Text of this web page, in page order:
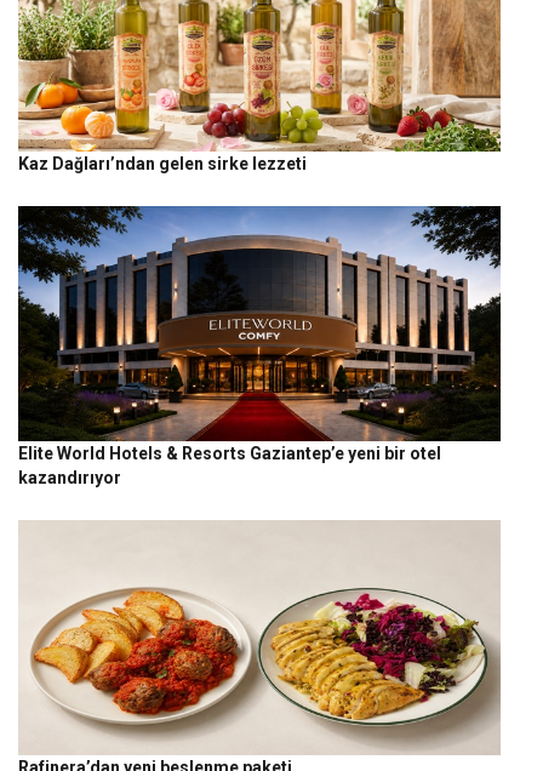
Kaz Dağları’ndan gelen sirke lezzeti
Elite World Hotels & Resorts Gaziantep’e yeni bir otel
kazandırıyor